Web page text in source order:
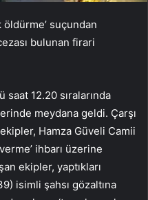
öldürme’ suçundan
bulunan firari
saat 12.20 sıralarında
meydana geldi. Çarşı
Hamza Güveli Camii
ihbarı üzerine
ekipler, yaptıkları
isimli şahsı gözaltına